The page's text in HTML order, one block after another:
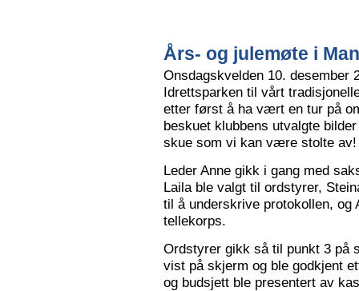
Års- og julemøte i
Onsdagskvelden 10. desember
Idrettsparken til vårt
etter først å ha vært en tur på
beskuet klubbens utvalgte
skue som vi kan være stolte av!
Leder Anne gikk i gang med
Laila ble valgt til ordstyrer,
til å underskrive protokollen, og
tellekorps.
Ordstyrer gikk så til punkt 3 på
vist på skjerm og ble godkjent
og budsjett ble presentert av